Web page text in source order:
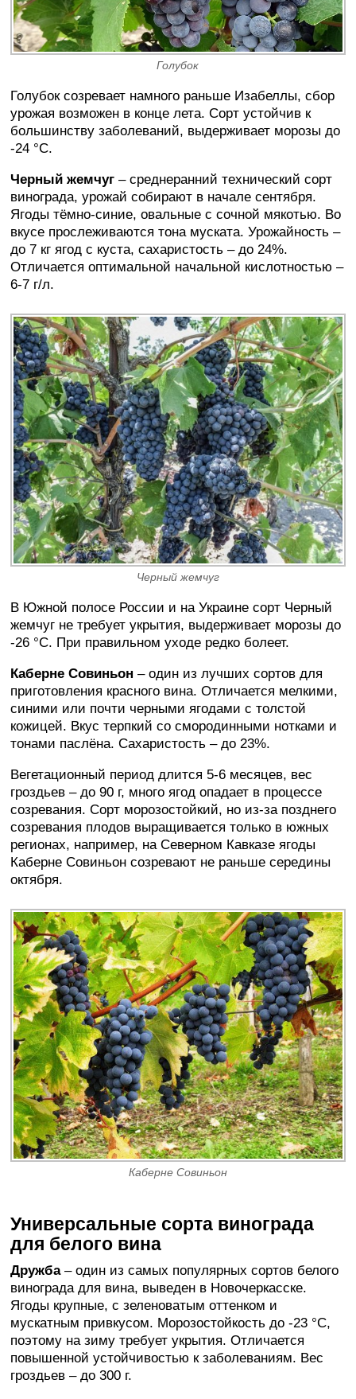
Голубок
Голубок созревает намного раньше Изабеллы, сбор
урожая возможен в конце лета. Сорт устойчив к
большинству заболеваний, выдерживает морозы до
-24 °C.
Черный жемчуг – среднеранний технический сорт
винограда, урожай собирают в начале сентября.
Ягоды тёмно-синие, овальные с сочной мякотью. Во
вкусе прослеживаются тона муската. Урожайность –
до 7 кг ягод с куста, сахаристость – до 24%.
Отличается оптимальной начальной кислотностью –
6-7 г/л.
Черный жемчуг
В Южной полосе России и на Украине сорт Черный
жемчуг не требует укрытия, выдерживает морозы до
-26 °C. При правильном уходе редко болеет.
Каберне Совиньон – один из лучших сортов для
приготовления красного вина. Отличается мелкими,
синими или почти черными ягодами с толстой
кожицей. Вкус терпкий со смородинными нотками и
тонами паслёна. Сахаристость – до 23%.
Вегетационный период длится 5-6 месяцев, вес
гроздьев – до 90 г, много ягод опадает в процессе
созревания. Сорт морозостойкий, но из-за позднего
созревания плодов выращивается только в южных
регионах, например, на Северном Кавказе ягоды
Каберне Совиньон созревают не раньше середины
октября.
Каберне Совиньон
Универсальные сорта винограда
для белого вина
Дружба– один из самых популярных сортов белого
винограда для вина, выведен в Новочеркасске.
Ягоды крупные, с зеленоватым оттенком и
мускатным привкусом. Морозостойкость до -23 °C,
поэтому на зиму требует укрытия. Отличается
повышенной устойчивостью к заболеваниям. Вес
гроздьев – до 300 г.